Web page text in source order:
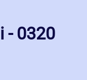
- 0320